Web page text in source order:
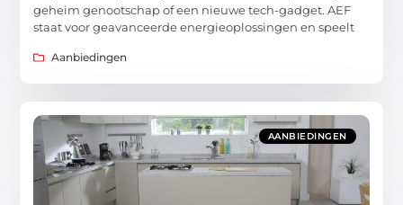
geheim genootschap of een nieuwe tech-gadget. AEF
staat voor geavanceerde energieoplossingen en speelt
Aanbiedingen
AANBIEDINGEN